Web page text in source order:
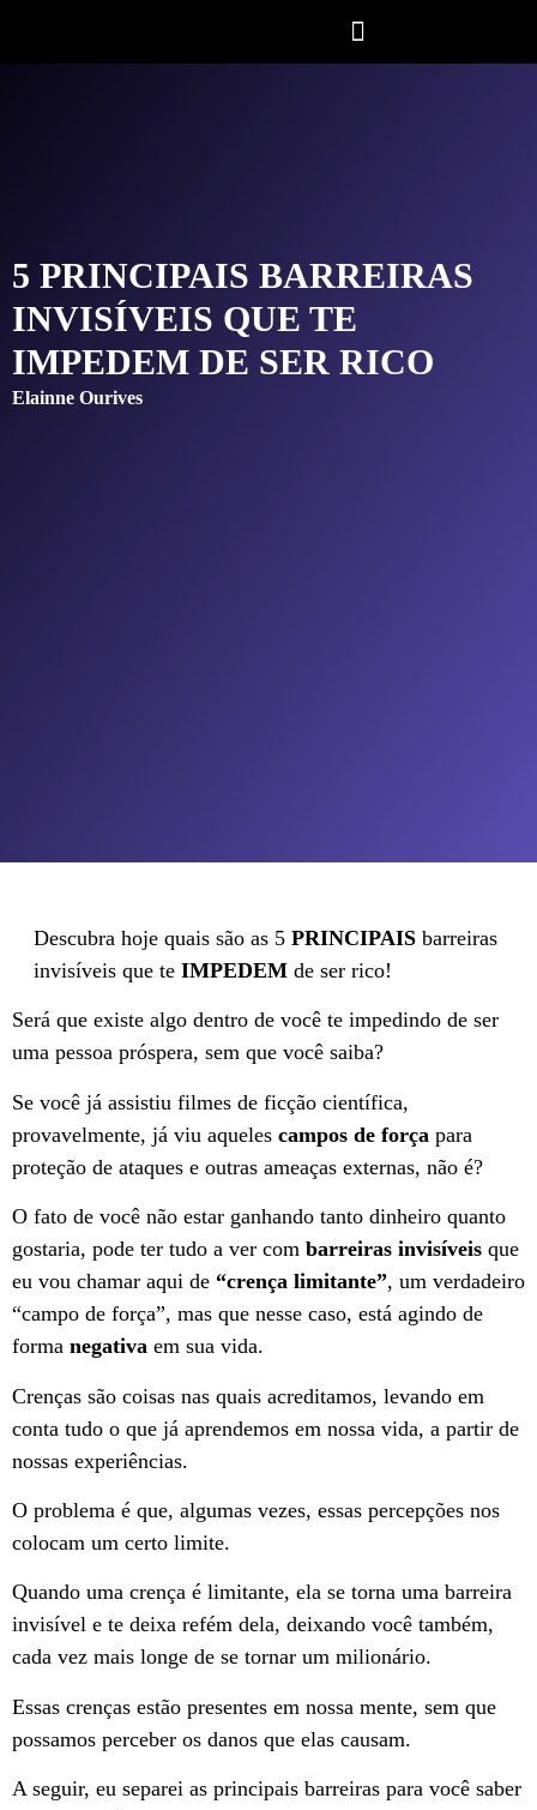
5 PRINCIPAIS BARREIRAS
INVISÍVEIS QUE TE
IMPEDEM DE SER RICO
Elainne Ourives
Descubra hoje quais são as 5 PRINCIPAIS barreiras
invisíveis que te IMPEDEM de ser rico!
Será que existe algo dentro de você te impedindo de ser
uma pessoa próspera, sem que você saiba?
Se você já assistiu filmes de ficção científica,
provavelmente, já viu aqueles campos de força para
proteção de ataques e outras ameaças externas, não é?
O fato de você não estar ganhando tanto dinheiro quanto
gostaria, pode ter tudo a ver com barreiras invisíveis que
eu vou chamar aqui de “crença limitante”, um verdadeiro
“campo de força”, mas que nesse caso, está agindo de
forma negativa em sua vida.
Crenças são coisas nas quais acreditamos, levando em
conta tudo o que já aprendemos em nossa vida, a partir de
nossas experiências.
O problema é que, algumas vezes, essas percepções nos
colocam um certo limite.
Quando uma crença é limitante, ela se torna uma barreira
invisível e te deixa refém dela, deixando você também,
cada vez mais longe de se tornar um milionário.
Essas crenças estão presentes em nossa mente, sem que
possamos perceber os danos que elas causam.
A seguir, eu separei as principais barreiras para você saber